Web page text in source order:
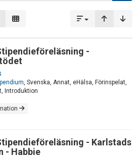
-
, Svenska, Annat, eHälsa, Förinspelat,
Introduktion
- Karlstads
- Habbie